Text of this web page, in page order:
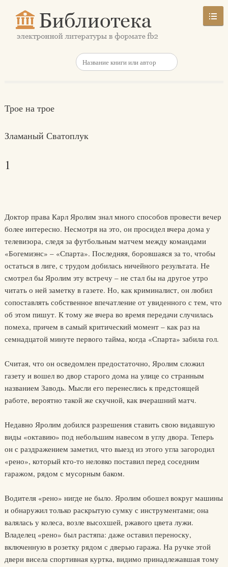
Трое на трое
Зламаный Сватоплук
1
Доктор права Карл Яролим знал много способов провести вечер
более интересно. Несмотря на это, он просидел вчера дома у
телевизора, следя за футбольным матчем между командами
«Богемиэнс» – «Спарта». Последняя, боровшаяся за то, чтобы
остаться в лиге, с трудом добилась ничейного результата. Не
смотрел бы Яролим эту встречу – не стал бы на другое утро
читать о ней заметку в газете. Но, как криминалист, он любил
сопоставлять собственное впечатление от увиденного с тем, что
об этом пишут. К тому же вчера во время передачи случилась
помеха, причем в самый критический момент – как раз на
семнадцатой минуте первого тайма, когда «Спарта» забила гол.
Считая, что он осведомлен предостаточно, Яролим сложил
газету и вошел во двор старого дома на улице со странным
названием Заводь. Мысли его перенеслись к предстоящей
работе, вероятно такой же скучной, как вчерашний матч.
Недавно Яролим добился разрешения ставить свою видавшую
виды «октавию» под небольшим навесом в углу двора. Теперь
он с раздражением заметил, что выезд из этого угла загородил
«рено», который кто-то неловко поставил перед соседним
гаражом, рядом с мусорным баком.
Водителя «рено» нигде не было. Яролим обошел вокруг машины
и обнаружил только раскрытую сумку с инструментами; она
валялась у колеса, возле высохшей, ржавого цвета лужи.
Владелец «рено» был растяпа: даже оставил переноску,
включенную в розетку рядом с дверью гаража. На ручке этой
двери висела спортивная куртка, видимо принадлежавшая тому